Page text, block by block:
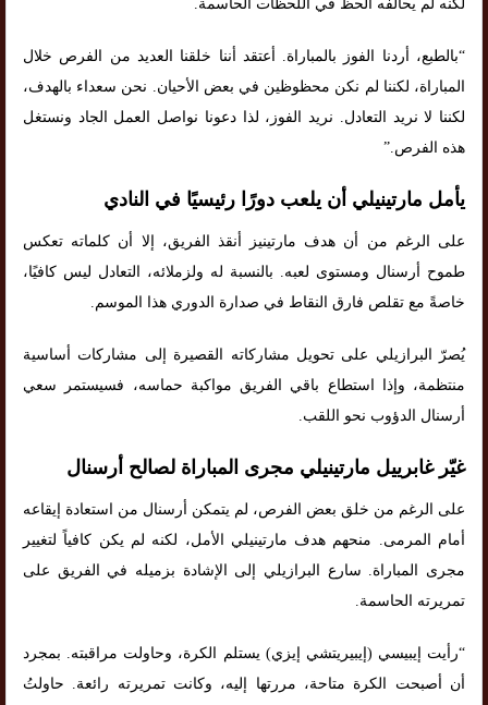
لكنه لم يحالفه الحظ في اللحظات الحاسمة.
“بالطبع، أردنا الفوز بالمباراة. أعتقد أننا خلقنا العديد من الفرص خلال
المباراة، لكننا لم نكن محظوظين في بعض الأحيان. نحن سعداء بالهدف،
لكننا لا نريد التعادل. نريد الفوز، لذا دعونا نواصل العمل الجاد ونستغل
هذه الفرص.”
يأمل مارتينيلي أن يلعب دورًا رئيسيًا في النادي
على الرغم من أن هدف مارتينيز أنقذ الفريق، إلا أن كلماته تعكس
طموح أرسنال ومستوى لعبه. بالنسبة له ولزملائه، التعادل ليس كافيًا،
خاصةً مع تقلص فارق النقاط في صدارة الدوري هذا الموسم.
يُصرّ البرازيلي على تحويل مشاركاته القصيرة إلى مشاركات أساسية
منتظمة، وإذا استطاع باقي الفريق مواكبة حماسه، فسيستمر سعي
أرسنال الدؤوب نحو اللقب.
غيّر غابرييل مارتينيلي مجرى المباراة لصالح أرسنال
على الرغم من خلق بعض الفرص، لم يتمكن أرسنال من استعادة إيقاعه
أمام المرمى. منحهم هدف مارتينيلي الأمل، لكنه لم يكن كافياً لتغيير
مجرى المباراة. سارع البرازيلي إلى الإشادة بزميله في الفريق على
تمريرته الحاسمة.
“رأيت إيبيسي (إيبيريتشي إيزي) يستلم الكرة، وحاولت مراقبته. بمجرد
أن أصبحت الكرة متاحة، مررتها إليه، وكانت تمريرته رائعة. حاولتُ